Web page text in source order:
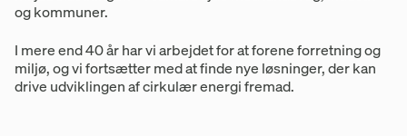
og kommuner.
I mere end 40 år har vi arbejdet for at forene forretning og
miljø, og vi fortsætter med at finde nye løsninger, der kan
drive udviklingen af cirkulær energi fremad.